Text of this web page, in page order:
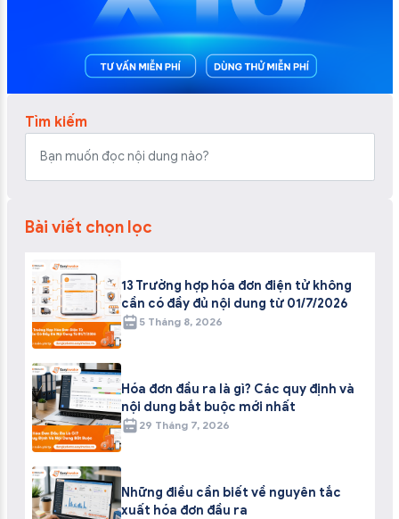
Tìm kiếm
Bài viết chọn lọc
13 Trường hợp hóa đơn điện tử không
cần có đầy đủ nội dung từ 01/7/2026
5 Tháng 8, 2026
Hóa đơn đầu ra là gì? Các quy định và
nội dung bắt buộc mới nhất
29 Tháng 7, 2026
Những điều cần biết về nguyên tắc
xuất hóa đơn đầu ra